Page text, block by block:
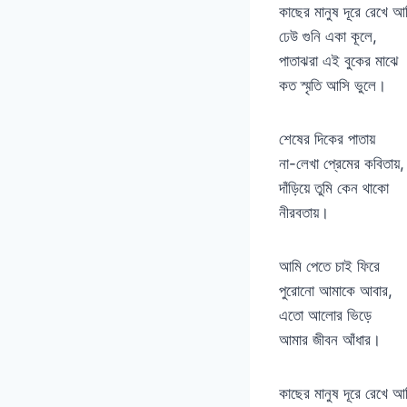
কাছের মানুষ দূরে রেখে
ঢেউ গুনি একা কূলে,
পাতাঝরা এই বুকের মাঝে
কত স্মৃতি আসি ভুলে।
শেষের দিকের পাতায়
না-লেখা প্রেমের কবিতায়,
দাঁড়িয়ে তুমি কেন থাকো
নীরবতায়।
আমি পেতে চাই ফিরে
পুরোনো আমাকে আবার,
এতো আলোর ভিড়ে
আমার জীবন আঁধার।
কাছের মানুষ দূরে রেখে